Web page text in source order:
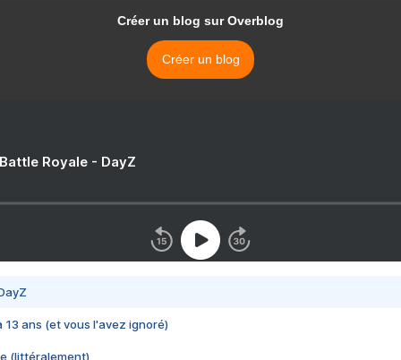
Créer un blog sur Overblog
Créer un blog
Royale - DayZ
13 ans (et vous l'avez ignoré)
(littéralement)